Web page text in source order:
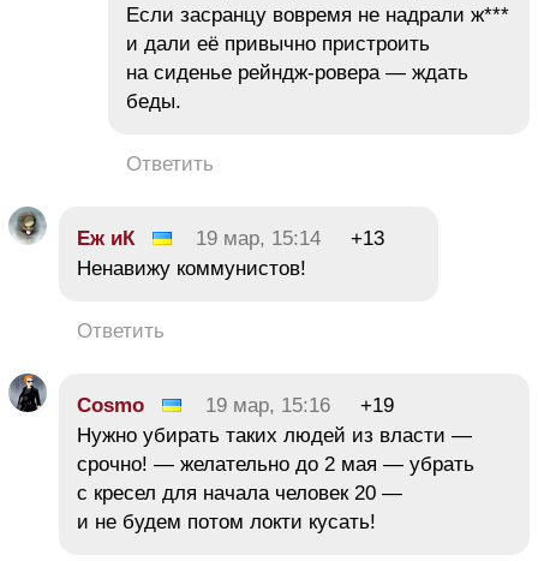
Если засранцу вовремя не надрали ж***
и дали её привычно пристроить
на сиденье рейндж-ровера — ждать
беды.
Ответить
Еж иК 19 мар, 15:14
+13
Ненавижу коммунистов!
Ответить
Cosmo 19 мар, 15:16
+19
Нужно убирать таких людей из власти —
срочно! — желательно до 2 мая — убрать
с кресел для начала человек 20 —
и не будем потом локти кусать!